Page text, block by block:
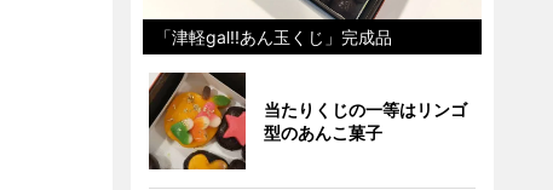
「津軽gal!!あん玉くじ」完成品
当たりくじの一等はリンゴ
型のあんこ菓子